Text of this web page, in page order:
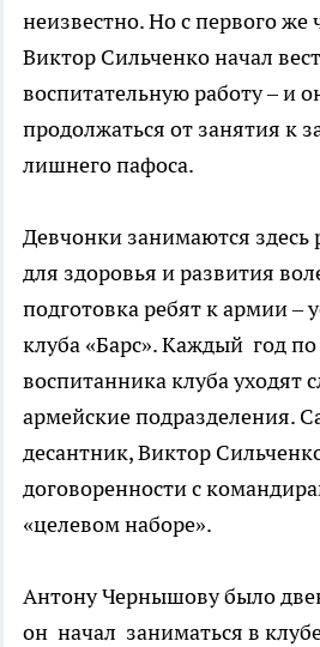
неизвестно. Но с первого же
Виктор Сильченко начал
воспитательную работу – и
продолжаться от занятия к
лишнего пафоса.
Девчонки занимаются
для здоровья и развития
подготовка ребят к армии –
клуба «Барс». Каждый год
воспитанника клуба уходят
армейские подразделения.
десантник, Виктор
договоренности с
«целевом наборе».
Антону Чернышову было
он начал заниматься в